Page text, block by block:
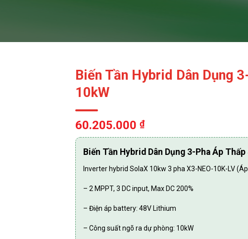
Biến Tần Hybrid Dân Dụng
10kW
60.205.000 ₫
Biến Tần Hybrid Dân Dụng 3-Pha Áp Thấp
Inverter hybrid SolaX 10kw 3 pha X3-NEO-10K-LV
– 2 MPPT, 3 DC input, Max DC 200%
– Điện áp battery: 48V Lithium
– Công suất ngõ ra dự phòng: 10kW